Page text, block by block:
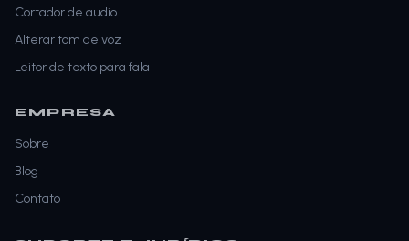
Cortador de audio
Alterar tom de voz
Leitor de texto para fala
EMPRESA
Sobre
Blog
Contato